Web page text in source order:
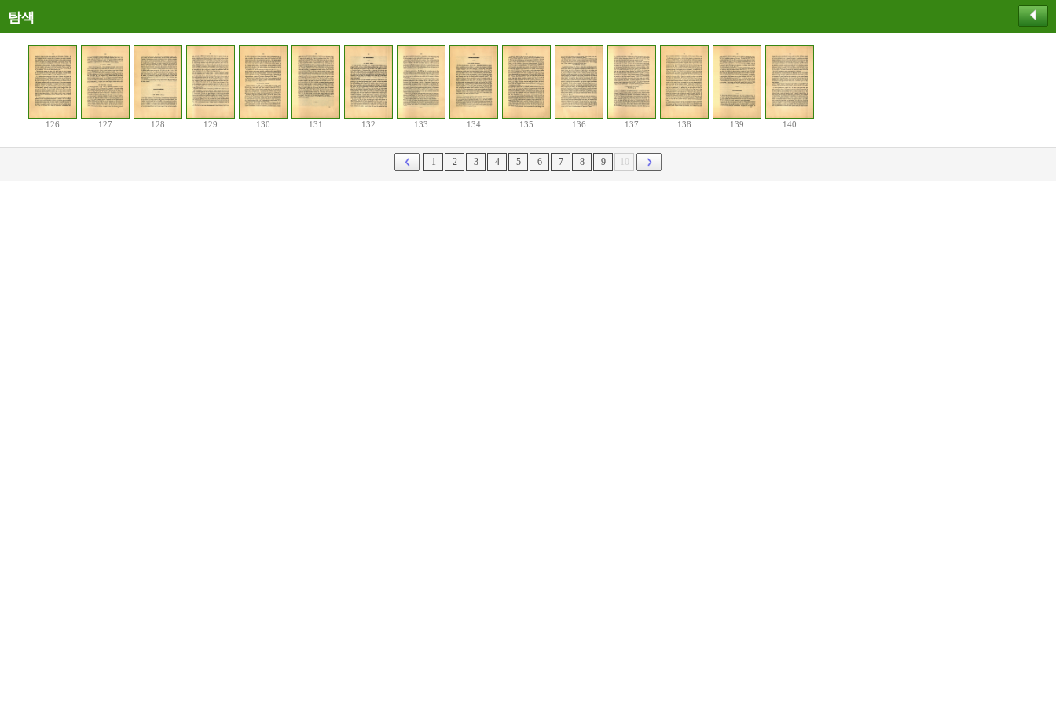
탐색
126 127 128 129 130 131 132 133 134 135 136 137 138 139 140
1 2 3 4 5 6 7 8 9 10